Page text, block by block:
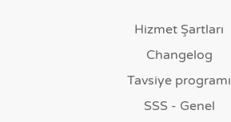
Hizmet Şartları
Changelog
Tavsiye programı
SSS - Genel